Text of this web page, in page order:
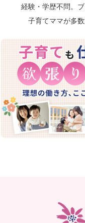
経験・学歴不問。
子育てママが多